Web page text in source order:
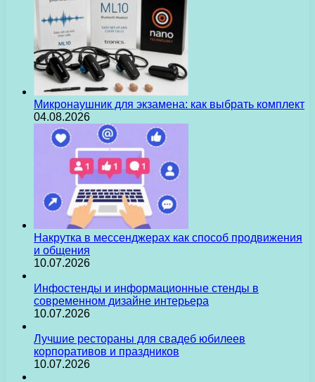
Микронаушник для экзамена: как выбрать комплект
04.08.2026
Накрутка в мессенджерах как способ продвижения
и общения
10.07.2026
Инфостенды и информационные стенды в
современном дизайне интерьера
10.07.2026
Лучшие рестораны для свадеб юбилеев
корпоративов и праздников
10.07.2026